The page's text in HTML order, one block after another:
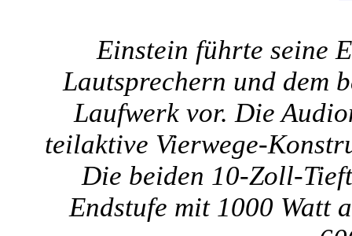
Einstein führte seine
Lautsprechern und dem
Laufwerk vor. Die
teilaktive Vierwege-
Die beiden 10-Zoll-
Endstufe mit 1000 Watt